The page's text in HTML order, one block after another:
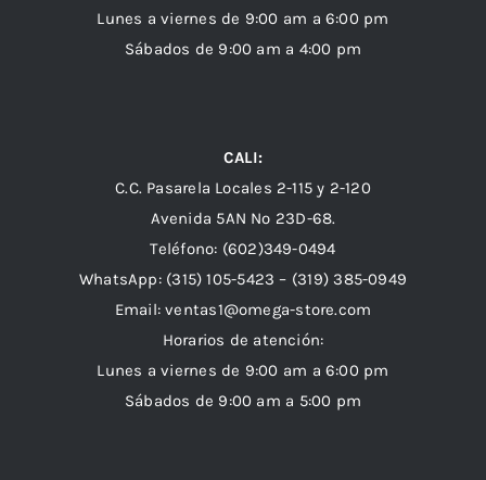
Lunes a viernes de 9:00 am a 6:00 pm
Sábados de 9:00 am a 4:00 pm
CALI:
C.C. Pasarela Locales 2-115 y 2-120
Avenida 5AN Nº 23D-68.
Teléfono: (602)349-0494
WhatsApp: (315) 105-5423 – (319) 385-0949
Email:ventas1@omega-store.com
Horarios de atención:
Lunes a viernes de 9:00 am a 6:00 pm
Sábados de 9:00 am a 5:00 pm